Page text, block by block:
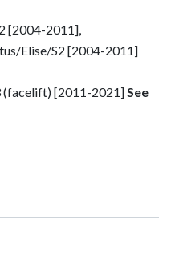
[2004-2011],
Elise/S2 [2004-2011]
(facelift) [2011-2021]See